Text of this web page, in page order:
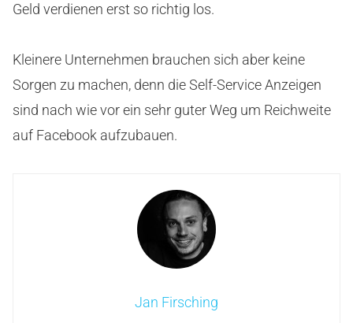
Geld verdienen erst so richtig los.
Kleinere Unternehmen brauchen sich aber keine
Sorgen zu machen, denn die Self-Service Anzeigen
sind nach wie vor ein sehr guter Weg um Reichweite
auf Facebook aufzubauen.
Jan Firsching